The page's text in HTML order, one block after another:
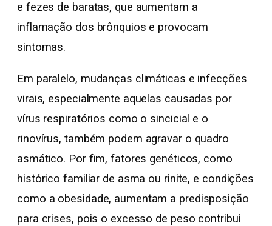
e fezes de baratas, que aumentam a
inflamação dos brônquios e provocam
sintomas.
Em paralelo, mudanças climáticas e infecções
virais, especialmente aquelas causadas por
vírus respiratórios como o sincicial e o
rinovírus, também podem agravar o quadro
asmático. Por fim, fatores genéticos, como
histórico familiar de asma ou rinite, e condições
como a obesidade, aumentam a predisposição
para crises, pois o excesso de peso contribui